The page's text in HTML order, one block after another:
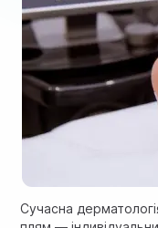
Сучасна